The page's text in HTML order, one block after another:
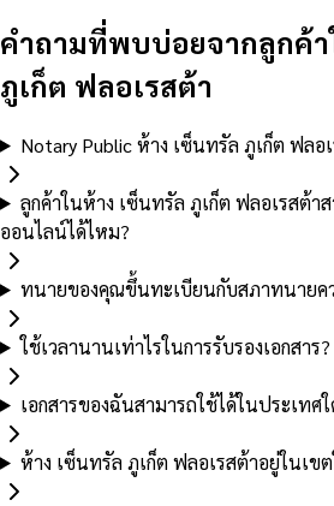
คำถามที่พบบ่อยจากลูกค้า
ภูเก็ต ฟลอเรสต้า
Notary Public ห้าง เซ็นทรัล ภูเก็ต ฟลอ
ลูกค้าในห้าง เซ็นทรัล ภูเก็ต ฟลอเรสต้า
ออนไลน์ได้ไหม?
ทนายของคุณขึ้นทะเบียนกับสภาทนายค
ใช้เวลานานเท่าไรในการรับรองเอกสาร?
เอกสารของฉันสามารถใช้ได้ในประเทศใ
ห้าง เซ็นทรัล ภูเก็ต ฟลอเรสต้าอยู่ในเข